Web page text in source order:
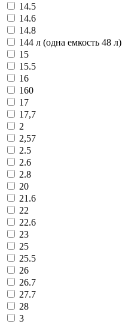
14.5
14.6
14.8
144 л (одна емкость 48 л)
15
15.5
16
160
17
17,7
2
2,57
2.5
2.6
2.8
20
21.6
22
22.6
23
25
25.5
26
26.7
27.7
28
3